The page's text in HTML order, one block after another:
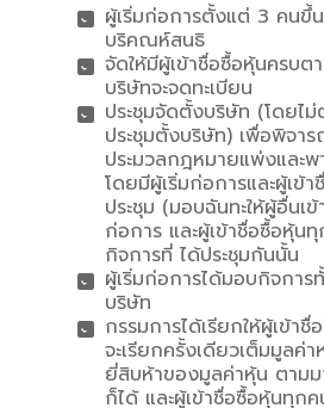
ผู้เริ่มก่อการตั้งแต่ 3 คนขึ้
บริคณห์สนธิ
จัดให้มีผู้เข้าชื่อซื้อหุ้นครบ
บริษัทจะจดทะเบียน
ประชุมจัดตั้งบริษัท (โดยไ
ประชุมตั้งบริษัท) เพื่อพิจา
ประมวลกฎหมายแพ่งและ
โดยมีผู้เริ่มก่อการและผู้เข้
ประชุม (มอบฉันทะให้ผู้อื่นเข้
ก่อการ และผู้เข้าชื่อซื้อหุ้น
กิจการที่ ได้ประชุมกันนั้น
ผู้เริ่มก่อการได้มอบกิจการ
บริษัท
กรรมการได้เรียกให้ผู้เข้า
จะเรียกครั้งเดียวเต็มมูลค่
ยี่สิบห้าของมูลค่าหุ้น ตามม
ก็ได้ และผู้เข้าชื่อซื้อหุ้นทุกค